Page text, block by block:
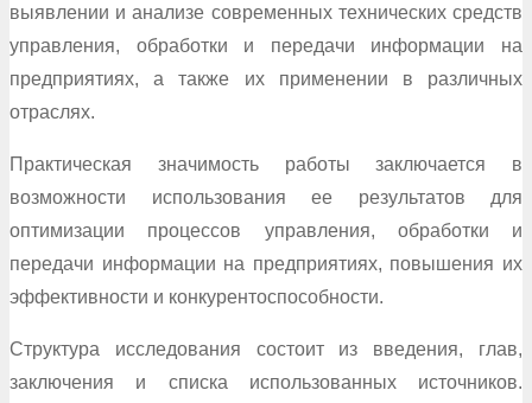
выявлении и анализе современных технических средств
управления, обработки и передачи информации на
предприятиях, а также их применении в различных
отраслях.
Практическая значимость работы заключается в
возможности использования ее результатов для
оптимизации процессов управления, обработки и
передачи информации на предприятиях, повышения их
эффективности и конкурентоспособности.
Структура исследования состоит из введения, глав,
заключения и списка использованных источников.